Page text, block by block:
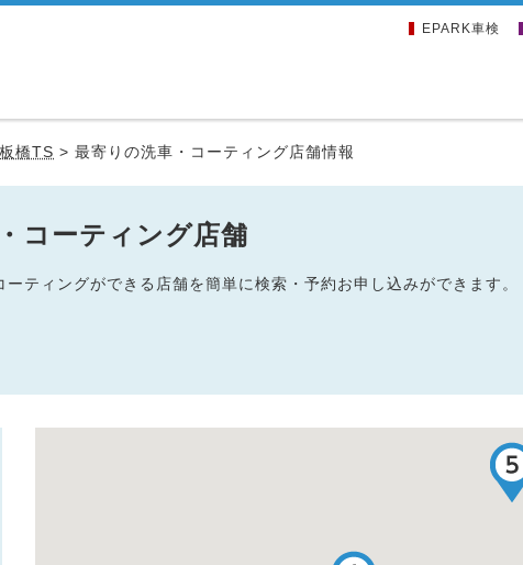
EPARK車検
板橋TS > 最寄りの洗車・コーティング店舗情報
コーティング店舗
ティングができる店舗を簡単に検索・予約お申し込みができます。